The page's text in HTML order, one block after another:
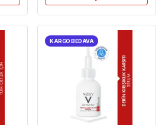
KARGO BEDAVA